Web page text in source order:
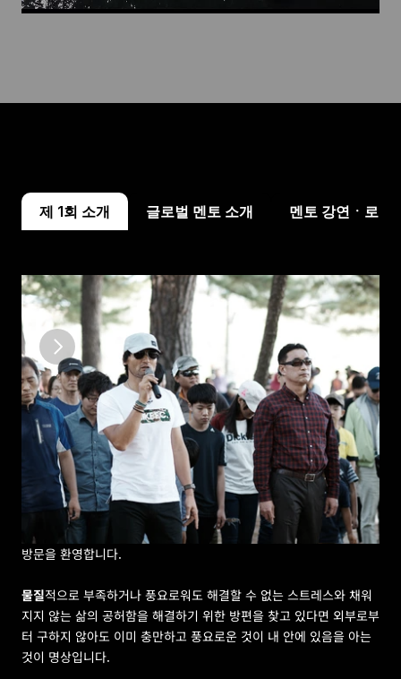
제 1회 소개 글로벌 멘토 소개 멘토 강연ㆍ로움
방문을 환영합니다.
물질적으로 부족하거나 풍요로워도 해결할 수 없는 스트레스와 채워
지지 않는 삶의 공허함을 해결하기 위한 방편을 찾고 있다면 외부로부
터 구하지 않아도 이미 충만하고 풍요로운 것이 내 안에 있음을 아는
것이 명상입니다.